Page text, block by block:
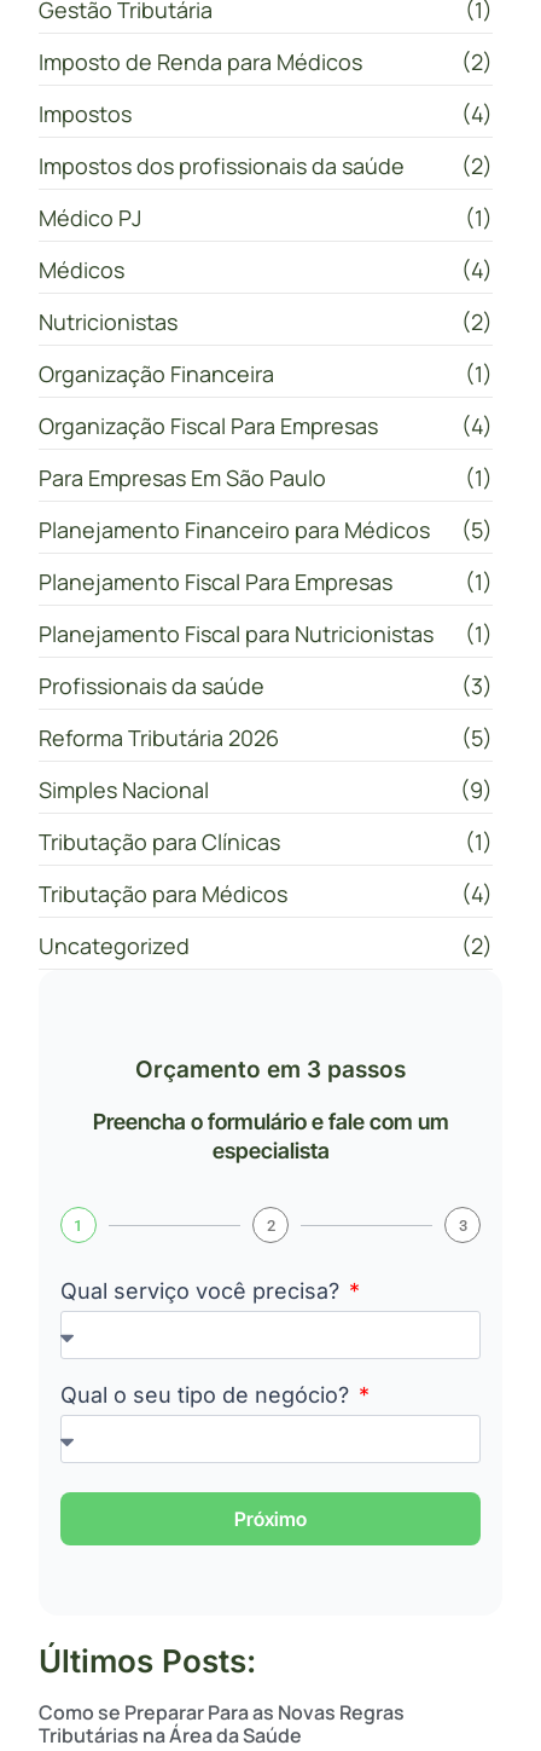
Gestão Tributária
(1)
Imposto de Renda para Médicos
(2)
Impostos
(4)
Impostos dos profissionais da saúde
(2)
Médico PJ
(1)
Médicos
(4)
Nutricionistas
(2)
Organização Financeira
(1)
Organização Fiscal Para Empresas
(4)
Para Empresas Em São Paulo
(1)
Planejamento Financeiro para Médicos
(5)
Planejamento Fiscal Para Empresas
(1)
Planejamento Fiscal para Nutricionistas
(1)
Profissionais da saúde
(3)
Reforma Tributária 2026
(5)
Simples Nacional
(9)
Tributação para Clínicas
(1)
Tributação para Médicos
(4)
Uncategorized
(2)
Orçamento em 3 passos
Preencha o formulário e fale com um
especialista
1 2 3
Qual serviço você precisa?
Qual o seu tipo de negócio?
Próximo
Últimos Posts:
Como se Preparar Para as Novas Regras
Tributárias na Área da Saúde